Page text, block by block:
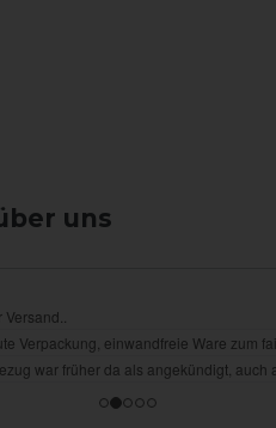
uns